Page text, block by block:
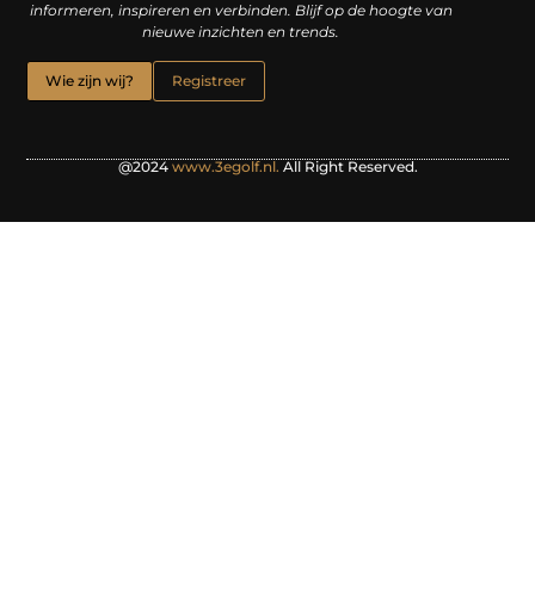
informeren, inspireren en verbinden. Blijf op de hoogte van
nieuwe inzichten en trends.
Wie zijn wij? Registreer
@2024 www.3egolf.nl. All Right Reserved.